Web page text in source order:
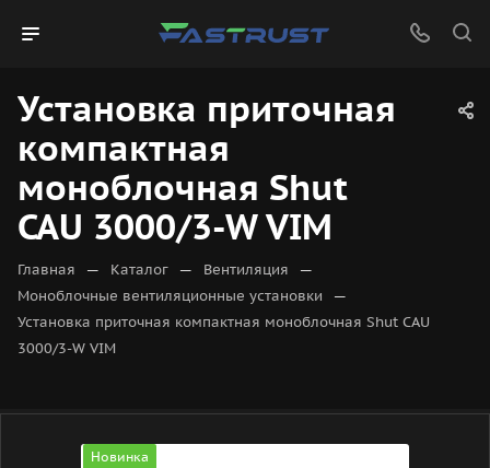
Установка приточная
компактная
моноблочная Shut
CAU 3000/3-W VIM
Главная — Каталог — Вентиляция —
Моноблочные вентиляционные установки —
Установка приточная компактная моноблочная Shut CAU
3000/3-W VIM
Новинка